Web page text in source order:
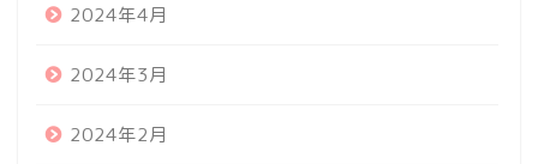
2024年4月
2024年3月
2024年2月